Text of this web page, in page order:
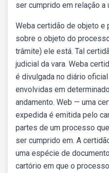
ser cumprido em relação a
Weba certidão de objeto e
sobre o objeto do
trâmite) ele está. Tal
judicial da vara. Weba
é divulgada no diário
envolvidas em
andamento. Web — uma
expedida é emitida pelo
partes de um processo
ser cumprido em. A
uma espécie de
cartório em que o